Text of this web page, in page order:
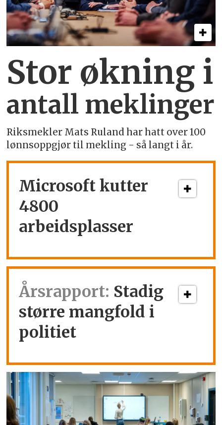
Stor økning i
antall meklinger
Riksmekler Mats Ruland har hatt over 100
lønnsoppgjør til mekling - så langt i år.
Microsoft kutter
4800
arbeidsplasser
Årsrapport: Stadig
større mangfold i
politiet